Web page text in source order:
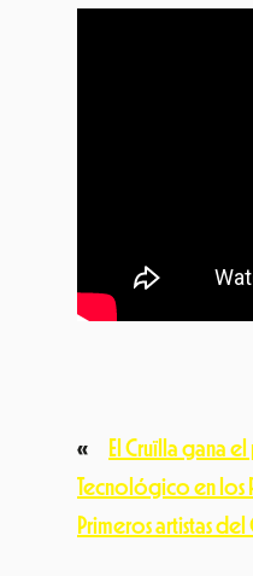
«
El Cruïlla gana
Tecnológico en los
Primeros artistas